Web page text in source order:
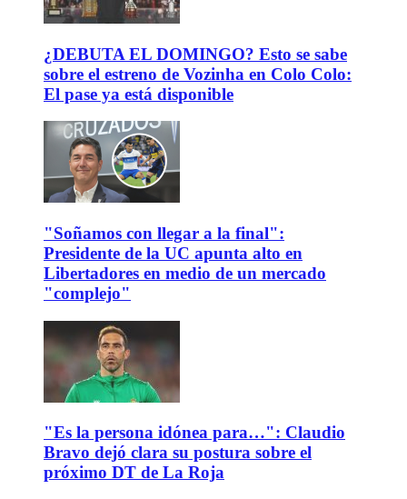
¿DEBUTA EL DOMINGO? Esto se sabe
sobre el estreno de Vozinha en Colo Colo:
El pase ya está disponible
"Soñamos con llegar a la final":
Presidente de la UC apunta alto en
Libertadores en medio de un mercado
"complejo"
"Es la persona idónea para…": Claudio
Bravo dejó clara su postura sobre el
próximo DT de La Roja